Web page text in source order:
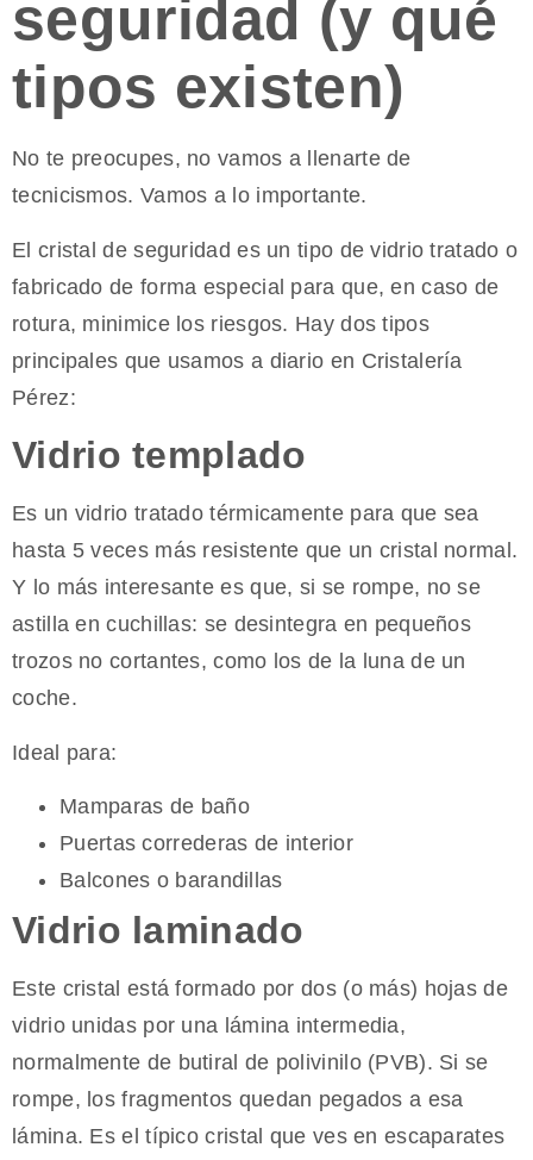
seguridad (y qué
tipos existen)
No te preocupes, no vamos a llenarte de
tecnicismos. Vamos a lo importante.
El cristal de seguridad es un tipo de vidrio tratado o
fabricado de forma especial para que, en caso de
rotura, minimice los riesgos. Hay dos tipos
principales que usamos a diario en Cristalería
Pérez:
Vidrio templado
Es un vidrio tratado térmicamente para que sea
hasta 5 veces más resistente que un cristal normal.
Y lo más interesante es que, si se rompe, no se
astilla en cuchillas: se desintegra en pequeños
trozos no cortantes, como los de la luna de un
coche.
Ideal para:
Mamparas de baño
Puertas correderas de interior
Balcones o barandillas
Vidrio laminado
Este cristal está formado por dos (o más) hojas de
vidrio unidas por una lámina intermedia,
normalmente de butiral de polivinilo (PVB). Si se
rompe, los fragmentos quedan pegados a esa
lámina. Es el típico cristal que ves en escaparates